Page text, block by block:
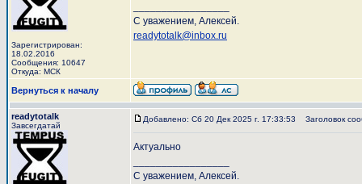
Зарегистрирован:
18.02.2016
Сообщения: 10647
Откуда: МСК
С уважением, Алексей.
readytotalk@inbox.ru
Вернуться к началу
readytotalk
Завсегдатай
Добавлено: Сб 20 Дек 2025 г. 17:33:53 Заголовок
Актуально
С уважением, Алексей.